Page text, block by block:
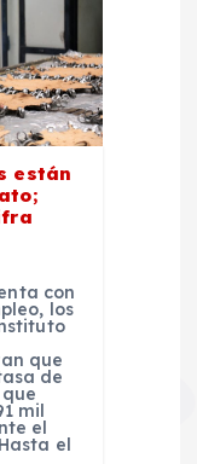
están
con
los
que
de
mil
el
el